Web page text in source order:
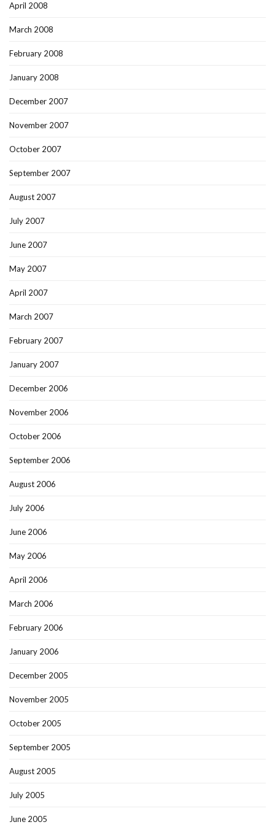
April 2008
March 2008
February 2008
January 2008
December 2007
November 2007
October 2007
September 2007
August 2007
July 2007
June 2007
May 2007
April 2007
March 2007
February 2007
January 2007
December 2006
November 2006
October 2006
September 2006
August 2006
July 2006
June 2006
May 2006
April 2006
March 2006
February 2006
January 2006
December 2005
November 2005
October 2005
September 2005
August 2005
July 2005
June 2005